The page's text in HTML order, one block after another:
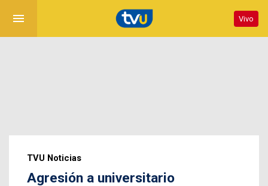
menu Vivo
TVU Noticias
Agresión a universitario